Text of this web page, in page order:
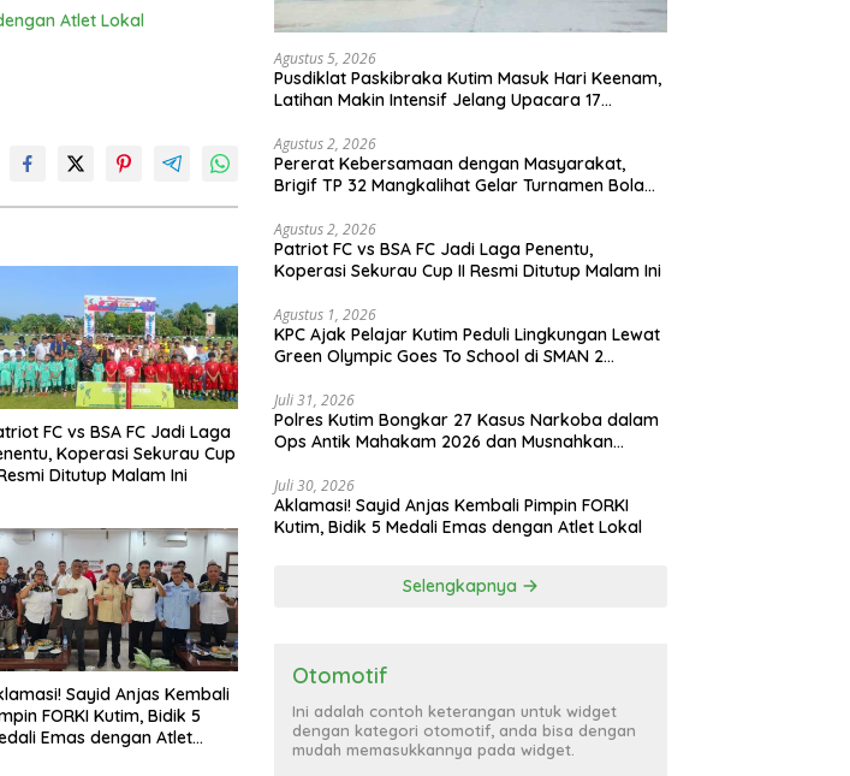
Atlet Lokal
FC vs BSA FC Jadi Laga
Koperasi Sekurau Cup
Ditutup Malam Ini
Sayid Anjas Kembali
FORKI Kutim, Bidik 5
Emas dengan Atlet
Agustus 5, 2026
Pusdiklat Paskibraka Kutim Masuk Hari Keenam,
Latihan Makin Intensif Jelang Upacara 17
Agustus 2, 2026
Pererat Kebersamaan dengan Masyarakat,
Brigif TP 32 Mangkalihat Gelar Turnamen Bola
Agustus 2, 2026
Patriot FC vs BSA FC Jadi Laga Penentu,
Koperasi Sekurau Cup II Resmi Ditutup Malam Ini
Agustus 1, 2026
KPC Ajak Pelajar Kutim Peduli Lingkungan Lewat
Green Olympic Goes To School di SMAN 2
Juli 31, 2026
Polres Kutim Bongkar 27 Kasus Narkoba dalam
Ops Antik Mahakam 2026 dan Musnahkan
Juli 30, 2026
Aklamasi! Sayid Anjas Kembali Pimpin FORKI
Kutim, Bidik 5 Medali Emas dengan Atlet Lokal
Selengkapnya
Otomotif
Ini adalah contoh keterangan untuk widget
dengan kategori otomotif, anda bisa dengan
mudah memasukkannya pada widget.